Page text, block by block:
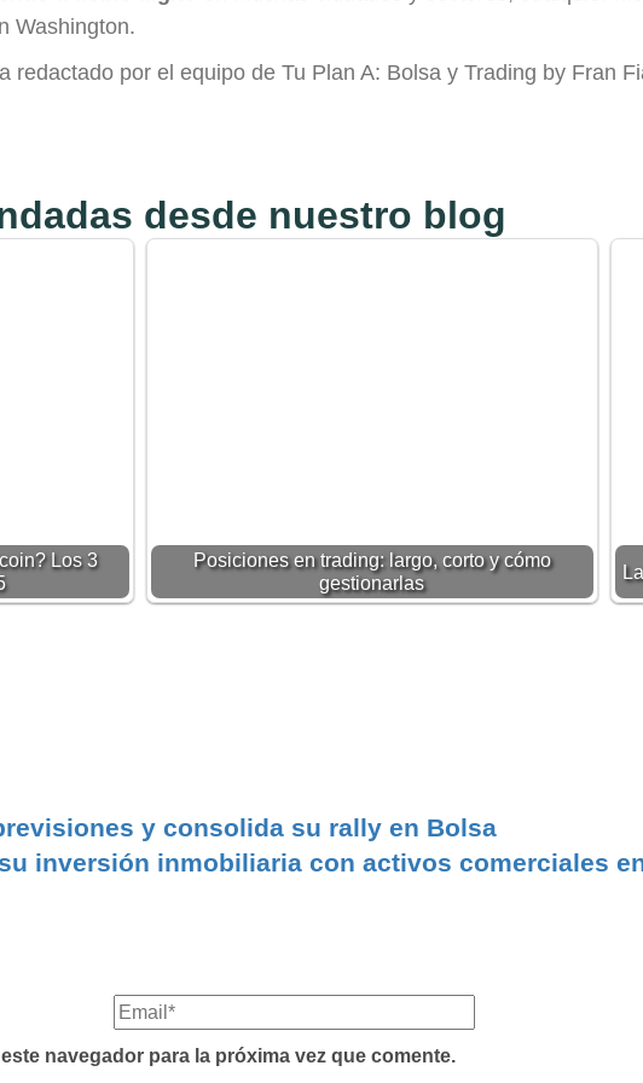
Washington.
redactado por el equipo de Tu Plan A: Bolsa y Trading by Fran
desde nuestro blog
Los 3
Posiciones en trading: largo, corto y cómo
gestionarlas
y consolida su rally en Bolsa
inversión inmobiliaria con activos comerciales
navegador para la próxima vez que comente.